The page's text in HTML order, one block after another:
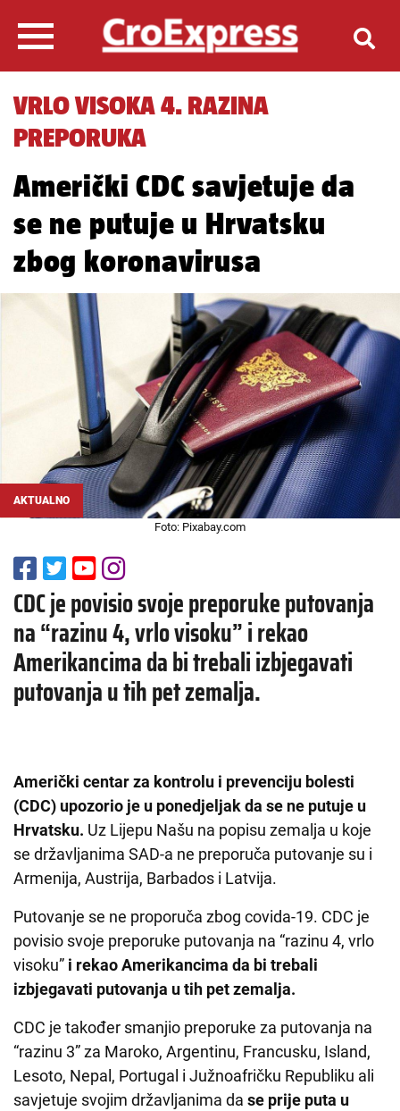
VRLO VISOKA 4. RAZINA
PREPORUKA
Američki CDC savjetuje da
se ne putuje u Hrvatsku
zbog koronavirusa
AKTUALNO
Foto: Pixabay.com
CDC je povisio svoje preporuke putovanja
na “razinu 4, vrlo visoku” i rekao
Amerikancima da bi trebali izbjegavati
putovanja u tih pet zemalja.
Američki centar za kontrolu i prevenciju bolesti
(CDC) upozorio je u ponedjeljak da se ne putuje u
Hrvatsku. Uz Lijepu Našu na popisu zemalja u koje
se državljanima SAD-a ne preporuča putovanje su i
Armenija, Austrija, Barbados i Latvija.
Putovanje se ne proporuča zbog covida-19. CDC je
povisio svoje preporuke putovanja na “razinu 4, vrlo
visoku” i rekao Amerikancima da bi trebali
izbjegavati putovanja u tih pet zemalja.
CDC je također smanjio preporuke za putovanja na
“razinu 3” za Maroko, Argentinu, Francusku, Island,
Lesoto, Nepal, Portugal i Južnoafričku Republiku ali
savjetuje svojim državljanima da se prije puta u